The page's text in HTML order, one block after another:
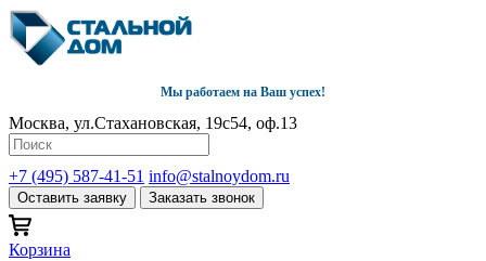
Мы работаем на Ваш успех!
Москва, ул.Стахановская, 19с54, оф.13
+7 (495) 587-41-51 info@stalnoydom.ru
Оставить заявку Заказать звонок
Корзина